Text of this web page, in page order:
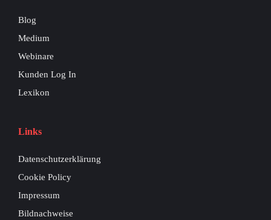
Blog
Medium
Webinare
Kunden Log In
Lexikon
Links
Datenschutzerklärung
Cookie Policy
Impressum
Bildnachweise